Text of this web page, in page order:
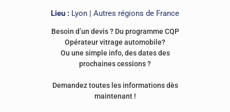
Lieu : Lyon | Autres régions de France
Besoin d’un devis ? Du programme CQP
Opérateur vitrage automobile?
Ou une simple info, des dates des
prochaines cessions ?
Demandez toutes les informations dès
maintenant !